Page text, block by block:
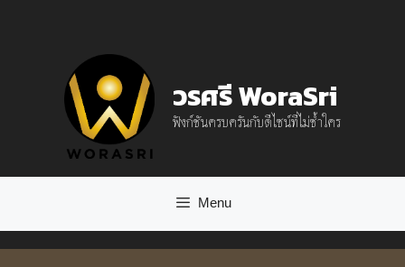
วรศรี WoraSri
ฟังก์ชันครบครันกับดีไซน์ที่ไม่ซ้ำใคร
Menu